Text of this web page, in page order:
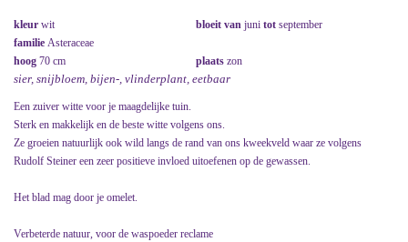
kleur wit bloeit van juni tot september
familie Asteraceae
hoog 70 cm plaats zon
sier, snijbloem, bijen-, vlinderplant, eetbaar
Een zuiver witte voor je maagdelijke tuin.
Sterk en makkelijk en de beste witte volgens ons.
Ze groeien natuurlijk ook wild langs de rand van ons kweekveld waar ze volgens
Rudolf Steiner een zeer positieve invloed uitoefenen op de gewassen.
Het blad mag door je omelet.
Verbeterde natuur, voor de waspoeder reclame